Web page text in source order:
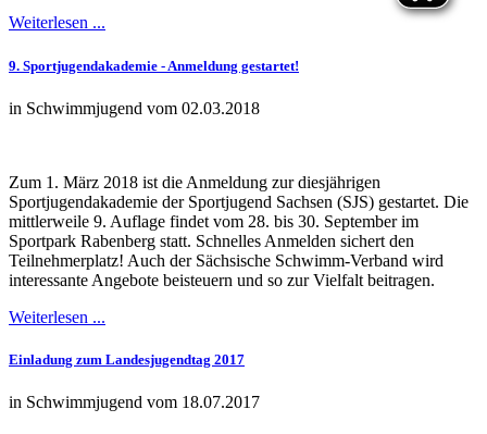
Weiterlesen ...
9. Sportjugendakademie - Anmeldung gestartet!
in Schwimmjugend vom 02.03.2018
Zum 1. März 2018 ist die Anmeldung zur diesjährigen
Sportjugendakademie der Sportjugend Sachsen (SJS) gestartet. Die
mittlerweile 9. Auflage findet vom 28. bis 30. September im
Sportpark Rabenberg statt. Schnelles Anmelden sichert den
Teilnehmerplatz! Auch der Sächsische Schwimm-Verband wird
interessante Angebote beisteuern und so zur Vielfalt beitragen.
Weiterlesen ...
Einladung zum Landesjugendtag 2017
in Schwimmjugend vom 18.07.2017